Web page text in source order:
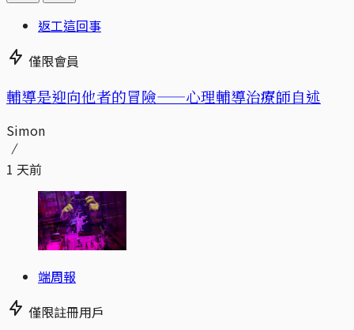
返工這回事
僅限會員
輔導是迎向他者的冒險——心理輔導治療師自述
Simon
1 天前
端周報
僅限註冊用戶